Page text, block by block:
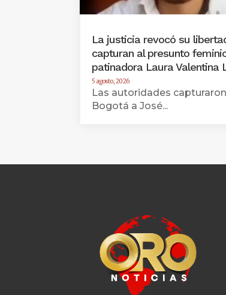
La justicia revocó su
capturan al presunto
patinadora Laura Valentina
5 agosto, 2026
Las autoridades
Bogotá a José...